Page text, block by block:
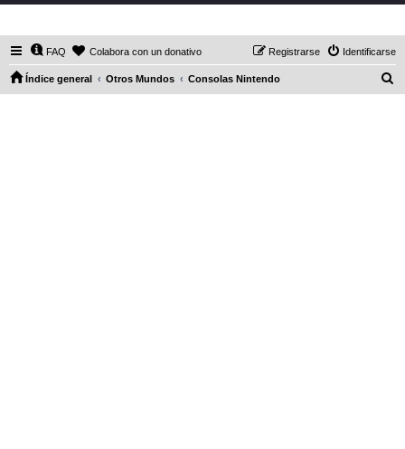
FAQ Colabora con un donativo Identificarse
Registrarse
Índice general Otros Mundos Consolas Nintendo